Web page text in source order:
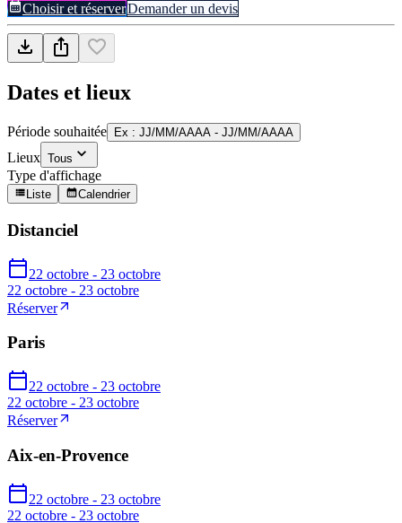
Choisir et réserverDemander un devis
Dates et lieux
Période souhaitée Ex : JJ/MM/AAAA - JJ/MM/AAAA
Lieux Tous
Type d'affichage
Liste Calendrier
Distanciel
22 octobre - 23 octobre
22 octobre - 23 octobre
Réserver
Paris
22 octobre - 23 octobre
22 octobre - 23 octobre
Réserver
Aix-en-Provence
22 octobre - 23 octobre
22 octobre - 23 octobre